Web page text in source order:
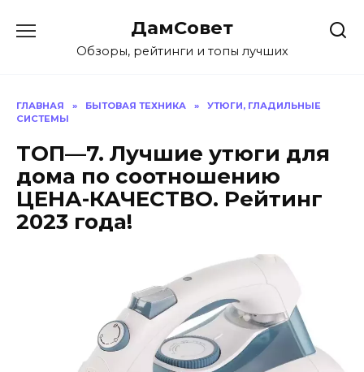
содержанию
ДамСовет
Обзоры, рейтинги и топы лучших
ГЛАВНАЯ » БЫТОВАЯ ТЕХНИКА »
УТЮГИ, ГЛАДИЛЬНЫЕ
СИСТЕМЫ
ТОП—7. Лучшие утюги для
дома по соотношению
ЦЕНА-КАЧЕСТВО. Рейтинг
2023 года!